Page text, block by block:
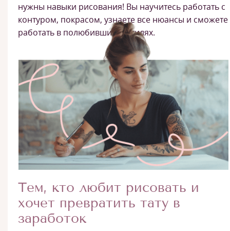
нужны навыки рисования! Вы научитесь работать с
контуром, покрасом, узнаете все нюансы и сможете
работать в полюбившихся стилях.
Тем, кто любит рисовать и
хочет превратить тату в
заработок